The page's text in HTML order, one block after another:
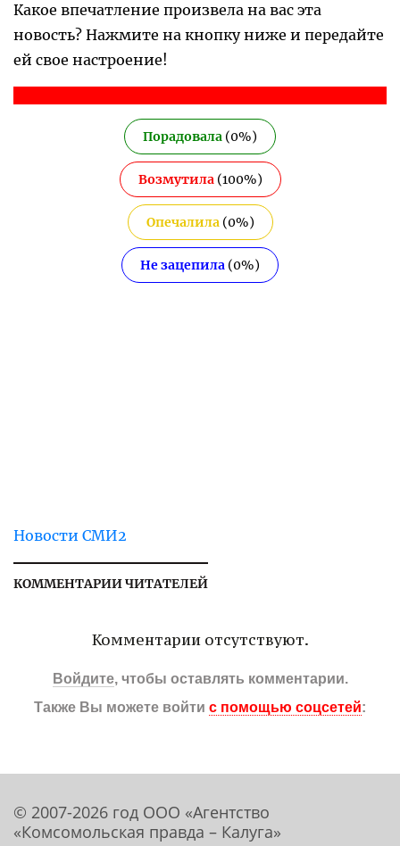
Какое впечатление произвела на вас эта
новость? Нажмите на кнопку ниже и передайте
ей свое настроение!
Порадовала (0%)
Возмутила(100%)
Опечалила(0%)
Не зацепила (0%)
Новости СМИ2
КОММЕНТАРИИ ЧИТАТЕЛЕЙ
Комментарии отсутствуют.
Войдите, чтобы оставлять комментарии.
Также Вы можете войти с помощью соцсетей:
© 2007-2026 год ООО «Агентство
«Комсомольская правда – Калуга»